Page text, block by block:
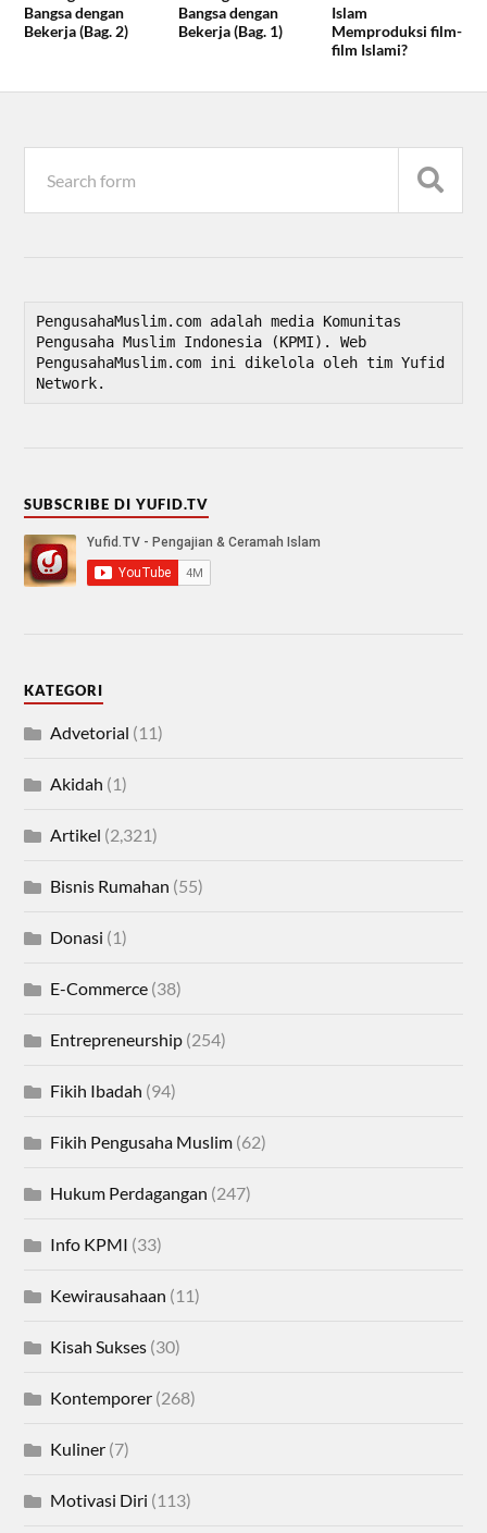
Bangsa dengan
Bekerja (Bag. 2)
Bangsa dengan
Bekerja (Bag. 1)
Islam
Memproduksi film-
film Islami?
PengusahaMuslim.com adalah media Komunitas
Pengusaha Muslim Indonesia (KPMI). Web
PengusahaMuslim.com ini dikelola oleh tim Yufid
Network.
SUBSCRIBE DI YUFID.TV
KATEGORI
Advetorial (11)
Akidah (1)
Artikel (2,321)
Bisnis Rumahan (55)
Donasi (1)
E-Commerce (38)
Entrepreneurship (254)
Fikih Ibadah (94)
Fikih Pengusaha Muslim (62)
Hukum Perdagangan (247)
Info KPMI (33)
Kewirausahaan (11)
Kisah Sukses (30)
Kontemporer (268)
Kuliner (7)
Motivasi Diri (113)